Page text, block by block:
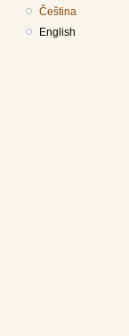
Čeština
English